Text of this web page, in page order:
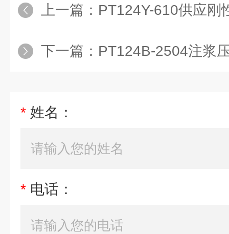
上一篇： PT124Y-610供应刚
下一篇： PT124B-2504注浆
* 姓名：
* 电话：